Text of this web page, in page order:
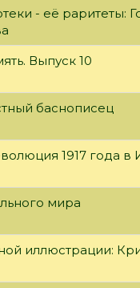
- её раритеты:
Выпуск 10
баснописец
1917 года в
мира
иллюстрации: